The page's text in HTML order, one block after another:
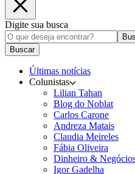
Digite sua busca
Buscar
Últimas notícias
Colunistas
Lilian Tahan
Blog do Noblat
Carlos Carone
Andreza Matais
Claudia Meireles
Fábia Oliveira
Dinheiro &
Igor Gadelha